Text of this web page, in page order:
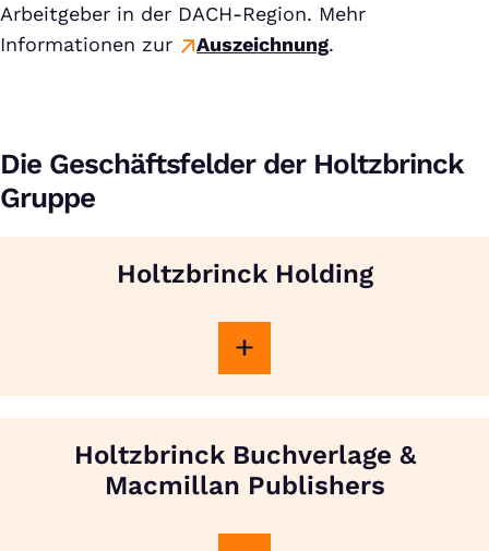
Arbeitgeber in der DACH-Region. Mehr
Informationen zur
Auszeichnung.
Die Geschäftsfelder der Holtzbrinck
Gruppe
Holtzbrinck Holding
Holtzbrinck Buchverlage &
Macmillan Publishers